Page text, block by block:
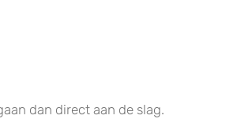
dan direct aan de slag.